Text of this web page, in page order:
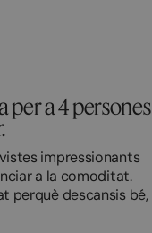
per a 4 persones
impressionants
a la comoditat.
perquè descansis bé,